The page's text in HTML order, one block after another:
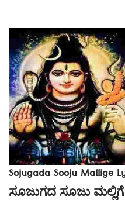
Sojugada Sooju Mallige
ಸೂಜುಗದ ಸೂಜು ಮಲ್ಲಿಗೆ